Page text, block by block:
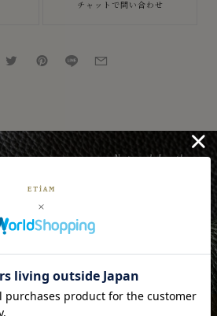
チャットで問い合わせ
Natural Leather